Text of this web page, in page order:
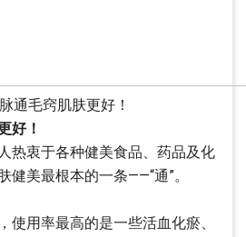
通毛窍肌肤更好！
好！
热衷于各种健美食品、药品及化
健美最根本的一条——“通”。
使用率最高的是一些活血化瘀、